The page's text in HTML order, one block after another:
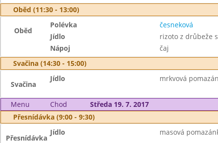
Oběd (11:30 - 13:00)
Oběd
Polévka
česneková
Jídlo
rizoto z drůbeže
Nápoj
čaj
Svačina (14:30 - 15:00)
Svačina
Jídlo mrkvová
Menu Chod
Středa 19. 7. 2017
Přesnídávka (9:00 - 9:30)
Přesnídávka
Jídlo masová